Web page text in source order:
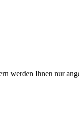
werden Ihnen nur